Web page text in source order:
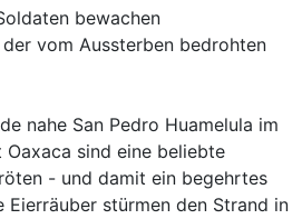
bewachen
vom Aussterben bedrohten
nahe San Pedro Huamelula im
Oaxaca sind eine beliebte
- und damit ein begehrtes
Eierräuber stürmen den Strand in